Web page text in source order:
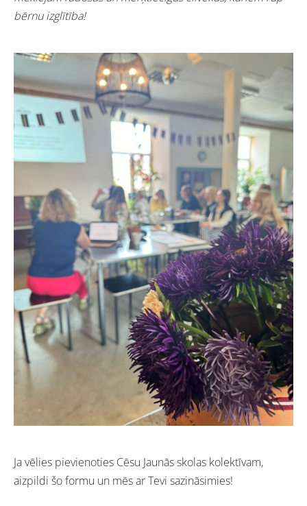
bērnu izglītība!
Ja vēlies pievienoties Cēsu Jaunās skolas kolektīvam,
aizpildi šo formu un mēs ar Tevi sazināsimies!